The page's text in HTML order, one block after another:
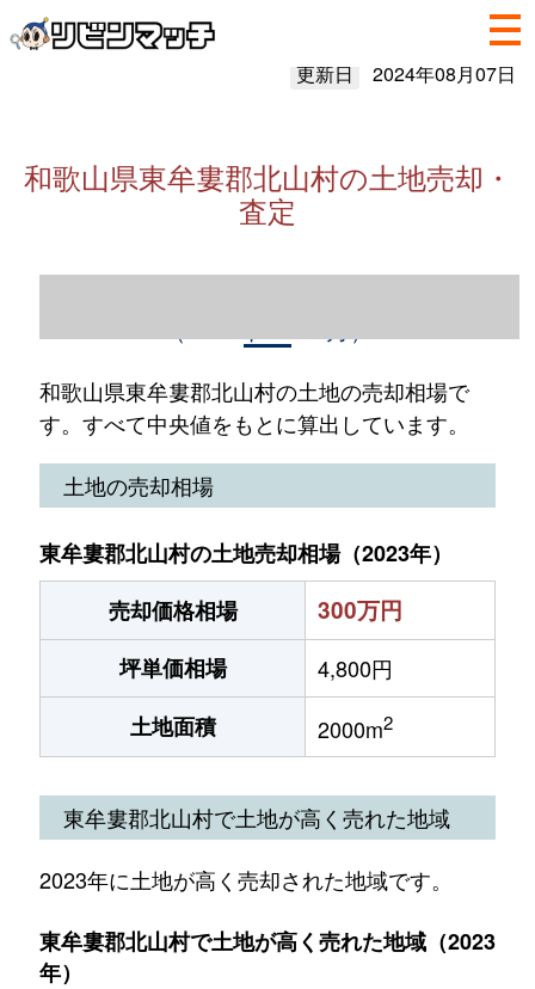
更新日 2024年08月07日
和歌山県東牟婁郡北山村の土地売却・
査定
和歌山県東牟婁郡北山村の土地の売却相場で
す。すべて中央値をもとに算出しています。
土地の売却相場
東牟婁郡北山村の土地売却相場（2023年）
売却価格相場
300万円
坪単価相場
4,800円
土地面積
2000m2
東牟婁郡北山村で土地が高く売れた地域
2023年に土地が高く売却された地域です。
東牟婁郡北山村で土地が高く売れた地域（2023
年）